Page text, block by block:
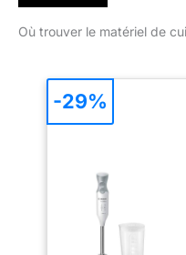
Où trouver le matériel de
-29%